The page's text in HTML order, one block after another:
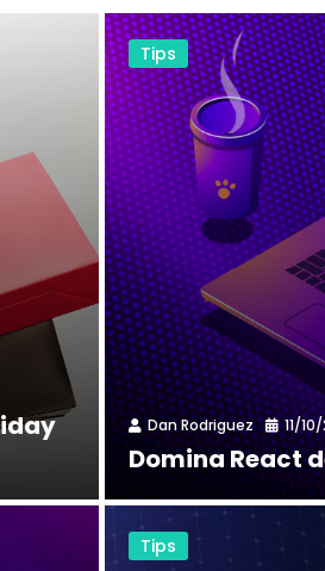
Tips
Dan Rodriguez 11/
Domina React
Tips